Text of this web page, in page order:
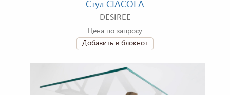
Стул СIACOLA
DESIREE
Цена по запросу
Добавить в блокнот